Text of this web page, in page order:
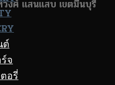
ต์
จ
อรี่
งศ์ แสนแสบ เขตมีนบุรี